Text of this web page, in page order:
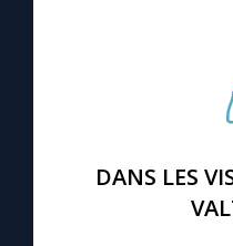
DANS LES